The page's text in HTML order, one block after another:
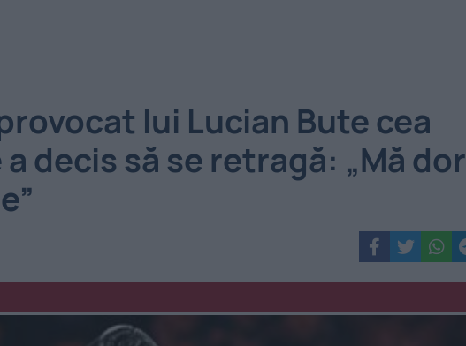
lui Lucian Bute cea
decis să se retragă: „Mă dor